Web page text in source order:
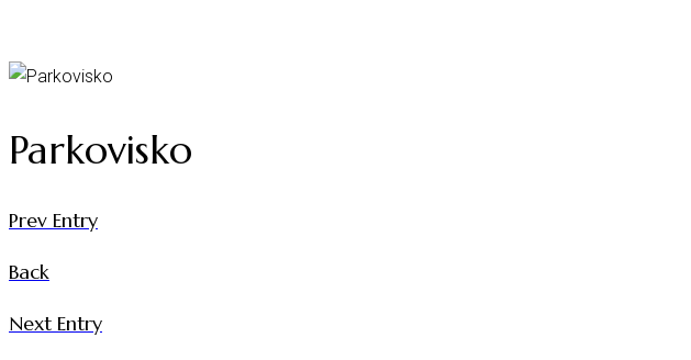
Parkovisko
Prev Entry
Back
Next Entry